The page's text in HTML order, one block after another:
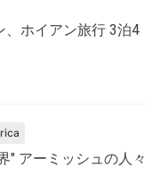
、ホイアン旅行 3泊4
" アーミッシュの人々